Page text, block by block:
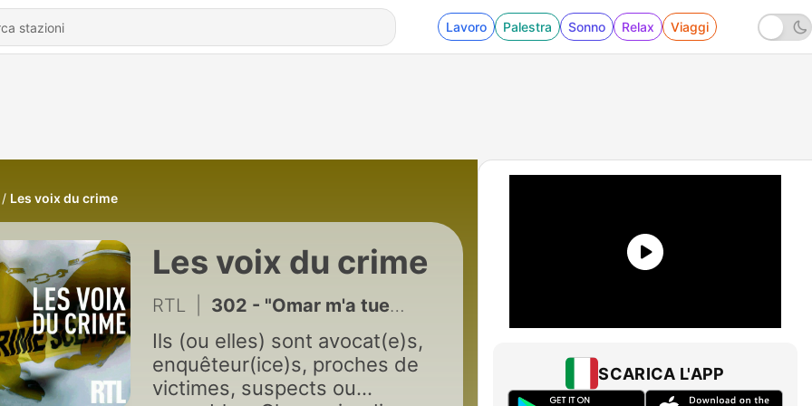
Lavoro Palestra Sonno Relax Viaggi
Les voix du crime
Les voix du crime
RTL 302 - "Omar m'a tuer" : une experte en écritures raconte son travail sur les inscriptions ensanglantées de l'affaire Omar Raddad
Ils (ou elles) sont avocat(e)s,
enquêteur(ice)s, proches de
victimes, suspects ou
SCARICA L'APP